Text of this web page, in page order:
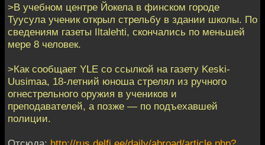
>В учебном центре Йокела в финском городе
Туусула ученик открыл стрельбу в здании школы. По
сведениям газеты Iltalehti, скончались по меньшей
мере 8 человек.
>Как сообщает YLE со ссылкой на газету Keski-
Uusimaa, 18-летний юноша стрелял из ручного
огнестрельного оружия в учеников и
преподавателей, а позже — по подъехавшей
полиции.